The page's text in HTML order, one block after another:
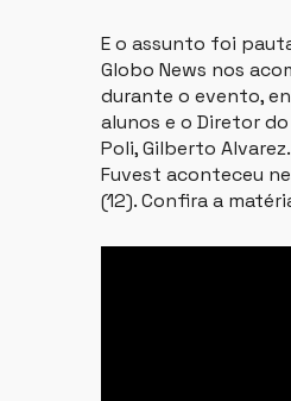
E o assunto foi
Globo News nos
durante o evento,
alunos e o Diretor
Poli, Gilberto
Fuvest aconteceu
(12). Confira a